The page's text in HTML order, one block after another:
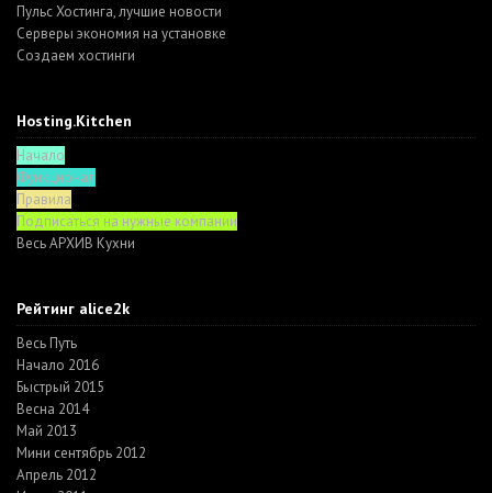
Пульс Хостинга, лучшие новости
Серверы экономия на установке
Создаем хостинги
Hosting.Kitchen
Начало
Функционал
Правила
Подписаться на нужные компании
Весь АРХИВ Кухни
Рейтинг alice2k
Весь Путь
Начало 2016
Быстрый 2015
Весна 2014
Май 2013
Мини сентябрь 2012
Апрель 2012